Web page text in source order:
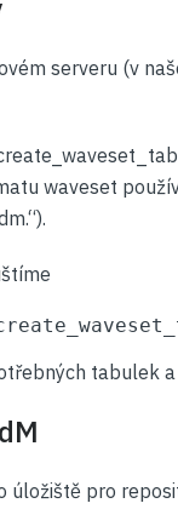
serveru (v
waveset
tabulek
úložiště pro